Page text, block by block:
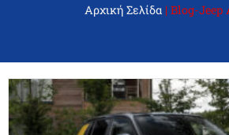
Αρχική Σελίδα | Blog-Jeep